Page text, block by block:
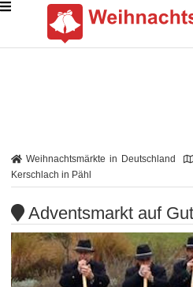
Weihnachtsmärkte in Deutschland
Kerschlach in Pähl
Adventsmarkt auf